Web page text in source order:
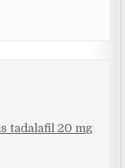
tadalafil 20 mg